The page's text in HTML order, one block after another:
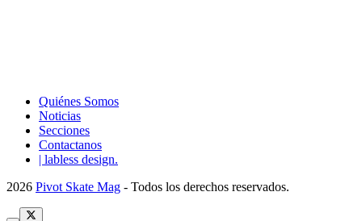
Quiénes Somos
Noticias
Secciones
Contactanos
| labless design.
2026 Pivot Skate Mag - Todos los derechos reservados.